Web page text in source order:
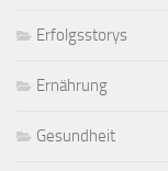
Erfolgsstorys
Ernährung
Gesundheit